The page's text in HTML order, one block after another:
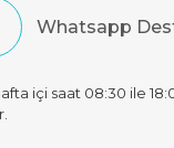
Whatsapp
içi saat 08:30 ile